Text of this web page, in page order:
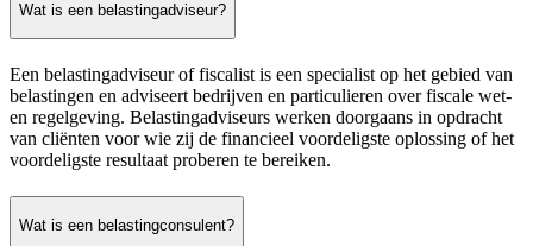
Wat is een belastingadviseur?
Een belastingadviseur of fiscalist is een specialist op het gebied van
belastingen en adviseert bedrijven en particulieren over fiscale wet-
en regelgeving. Belastingadviseurs werken doorgaans in opdracht
van cliënten voor wie zij de financieel voordeligste oplossing of het
voordeligste resultaat proberen te bereiken.
Wat is een belastingconsulent?